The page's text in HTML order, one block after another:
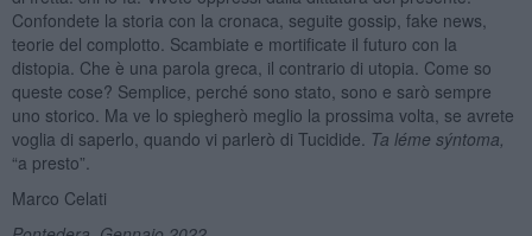
Confondete la storia con la cronaca, seguite gossip, fake news,
teorie del complotto. Scambiate e mortificate il futuro con la
distopia. Che è una parola greca, il contrario di utopia. Come so
queste cose? Semplice, perché sono stato, sono e sarò sempre
uno storico. Ma ve lo spiegherò meglio la prossima volta, se avrete
voglia di saperlo, quando vi parlerò di Tucidide. Ta léme sýntoma
“a presto”.
Marco Celati